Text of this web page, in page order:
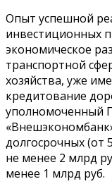
Опыт успешной
инвестиционных
экономическое
транспортной
хозяйства, уже
кредитование
уполномоченный
долгосрочных (от
не менее 2 млрд
менее 1 млрд руб.